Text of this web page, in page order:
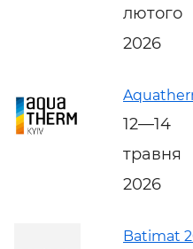
лютого
2026
12—14
травня
2026
Batimat